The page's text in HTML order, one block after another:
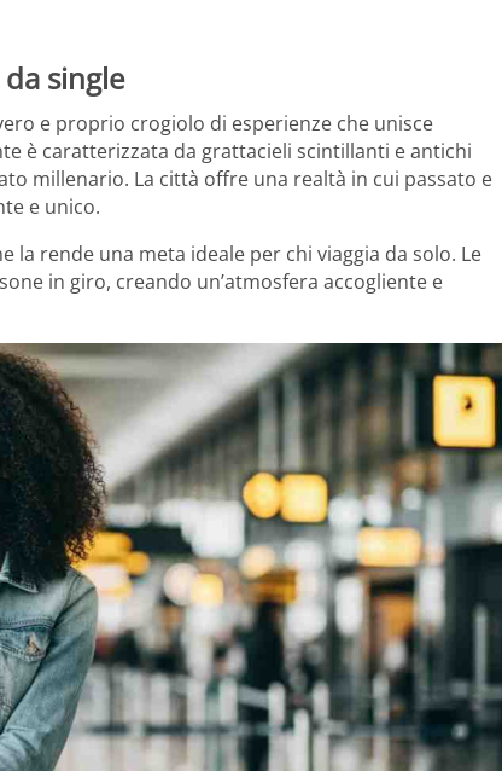
single
e proprio crogiolo di esperienze che unisce
è caratterizzata da grattacieli scintillanti e antichi
millenario. La città offre una realtà in cui passato e
e unico.
la rende una meta ideale per chi viaggia da solo. Le
in giro, creando un’atmosfera accogliente e